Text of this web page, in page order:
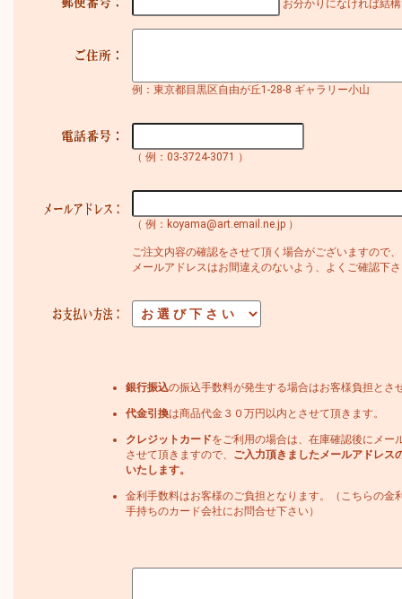
お分かりになければ結
例：東京都目黒区自由が丘1-28-8 ギャラリー小山
（ 例：03-3724-3071 ）
（ 例：koyama@art.email.ne.jp ）
ご注文内容の確認をさせて頂く場合がございますので、
メールアドレスはお間違えのないよう、よくご確認下
銀行振込の振込手数料が発生する場合はお客様負担とさ
代金引換は商品代金３０万円以内とさせて頂きます。
クレジットカードをご利用の場合は、在庫確認後にメー
させて頂きますので、
ご入力頂きましたメールアドレス
いたします。
金利手数料はお客様のご負担となります。（こちらの金
手持ちのカード会社にお問合せ下さい）